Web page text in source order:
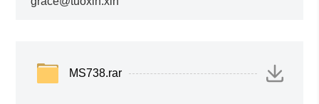
MS738.rar